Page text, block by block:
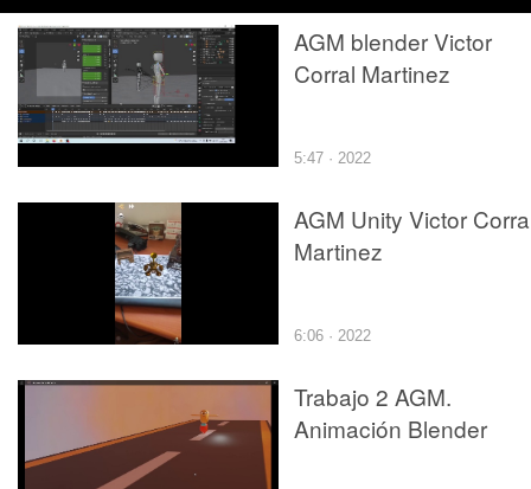
AGM blender Victor
Corral Martinez
5:47 · 2022
AGM Unity Victor
Martinez
6:06 · 2022
Trabajo 2 AGM.
Animación Blender